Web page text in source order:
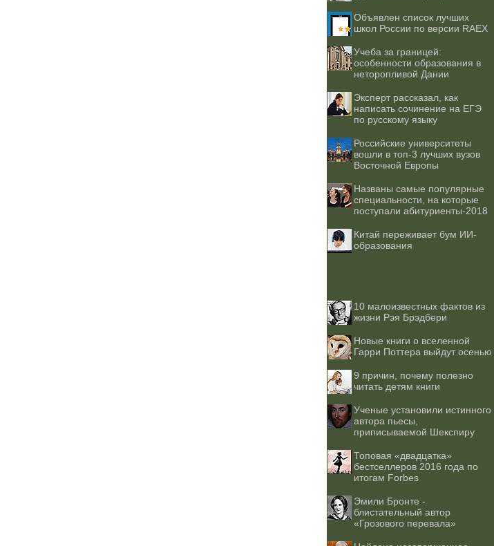
Объявлен список лучших
школ России по версии RAEX
Учеба за границей:
особенности образования в
неторопливой Дании
Эксперт рассказал, как
написать сочинение на ЕГЭ
по русскому языку
Российские университеты
вошли в топ-3 лучших вузов
Восточной Европы
Названы самые популярные
специальности, на которые
поступали абитуриенты-2018
Китай переживает бум ИИ-
образования
10 малоизвестных фактов из
жизни Рэя Брэдбери
Новые книги о вселенной
Гарри Поттера выйдут осенью
9 причин, почему полезно
читать детям книги
Ученые установили истинного
автора пьесы,
приписываемой Шекспиру
Топовая «двадцатка»
бестселлеров 2016 года по
итогам Forbes
Эмили Бронте -
блистательный автор
«Грозового перевала»